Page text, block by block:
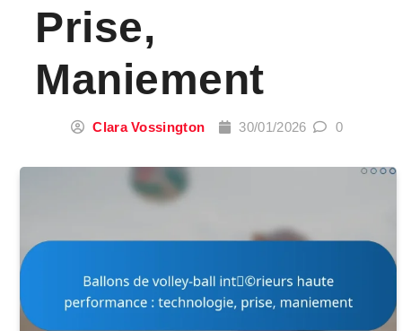
Prise,
Maniement
Clara Vossington 30/01/2026 0